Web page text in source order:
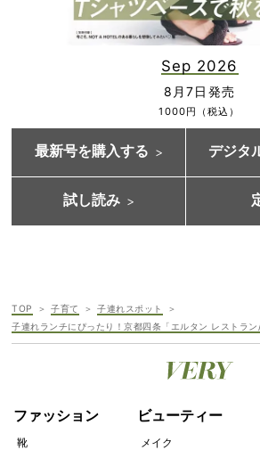
Sep 2026
8月7日発売
1000円（税込）
最新号を購入する デジタ
試し読み
TOP 子育て
子連れスポット
子連れランチにぴったり！京都四条「エルタン レストラン/
ファッション
靴
ビューティー
メイク